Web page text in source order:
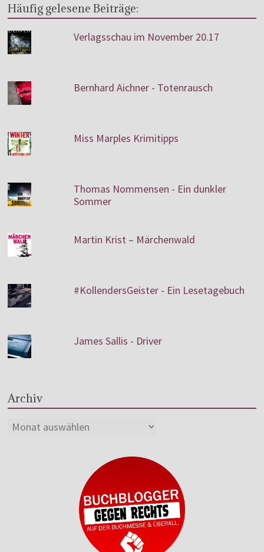
Häufig gelesene Beiträge:
Verlagsschau im November 20.17
Bernhard Aichner - Totenrausch
Miss Marples Krimitipps
Thomas Nommensen - Ein dunkler
Sommer
Martin Krist – Märchenwald
#KollendersGeister - Ein Lesetagebuch
James Sallis - Driver
Archiv